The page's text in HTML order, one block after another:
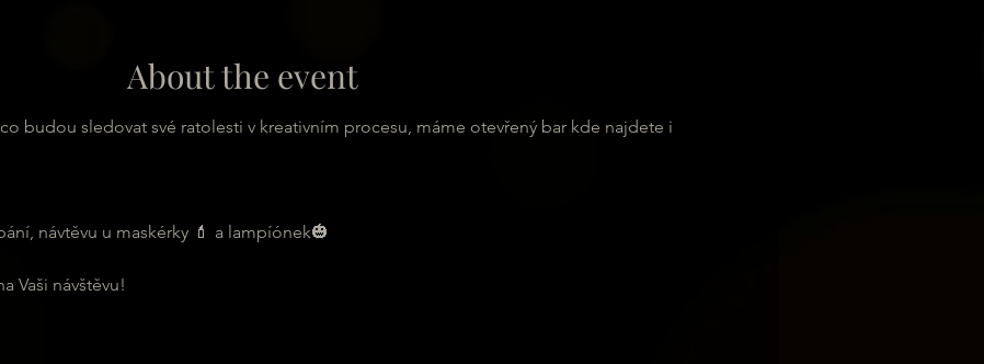
About the event
budou sledovat své ratolesti v kreativním procesu, máme otevřený bar kde najdete i
návtěvu u maskérky 💄 a lampíónek🎃
Vaši návštěvu!